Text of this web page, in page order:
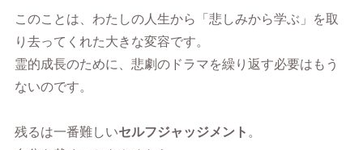
このことは、わたしの人生から「悲しみから学ぶ」を取
り去ってくれた大きな変容です。
霊的成長のために、悲劇のドラマを繰り返す必要はもう
ないのです。
残るは一番難しいセルフジャッジメント 。